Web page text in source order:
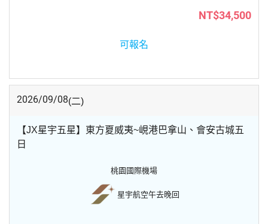
NT$34,500
可報名
2026/09/08(二)
【JX星宇五星】東方夏威夷~峴港巴拿山、會安古城五
日
桃園國際機場
星宇航空午去晚回